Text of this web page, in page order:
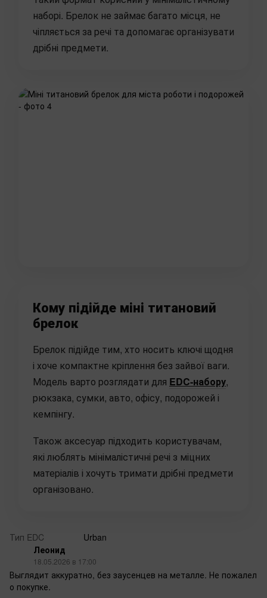
наборі. Брелок не займає багато місця, не
чіпляється за речі та допомагає організувати
дрібні предмети.
Кому підійде міні титановий
брелок
Брелок підійде тим, хто носить ключі щодня
і хоче компактне кріплення без зайвої ваги.
Модель варто розглядати для EDC-набору,
рюкзака, сумки, авто, офісу, подорожей і
кемпінгу.
Також аксесуар підходить користувачам,
які люблять мінімалістичні речі з міцних
матеріалів і хочуть тримати дрібні предмети
організовано.
Тип EDC
Urban
Леонид
18.05.2026 в 17:00
Выглядит аккуратно, без заусенцев на металле. Не пожалел
о покупке.